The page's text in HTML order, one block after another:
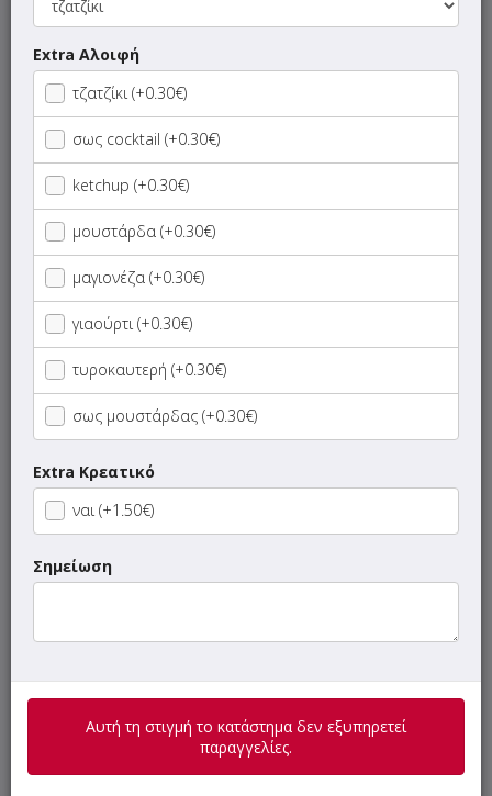
Αλοιφές
Σαλάτες
Πατάτες
Τεμάχια
Πίτα
Πίτα Γίγας
Αραβική Πίτα
Ανοιχτές Πίτες Γίγας
Ψωμάκι
Burgers
Extra Αλοιφή
τζατζίκι (+0.30€)
σως cocktail (+0.30€)
ketchup (+0.30€)
μουστάρδα (+0.30€)
μαγιονέζα (+0.30€)
γιαούρτι (+0.30€)
τυροκαυτερή (+0.30€)
σως μουστάρδας (+0.30€)
Extra Κρεατικό
ναι (+1.50€)
Σημείωση
Αυτή τη στιγμή το κατάστημα δεν εξυπηρετεί
παραγγελίες.